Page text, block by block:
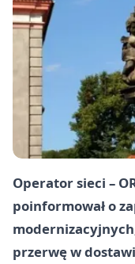
Operator sieci –
poinformował o
przerwę w